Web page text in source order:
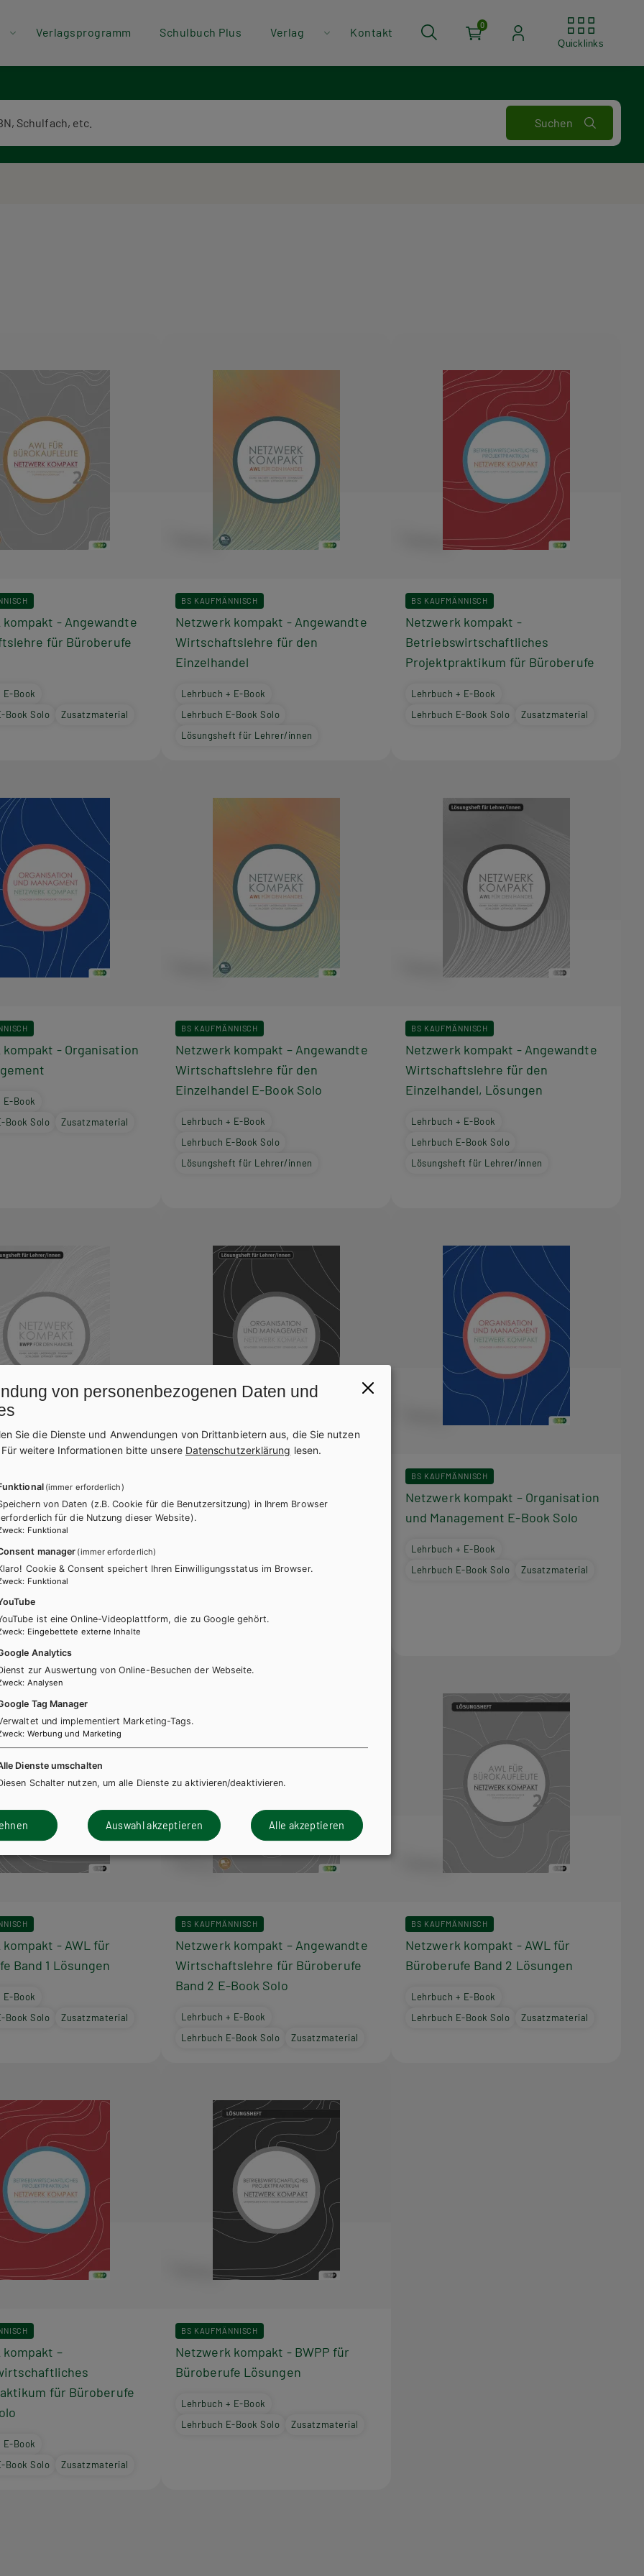
Verlagsprogramm Schulbuch Plus Verlag Kontakt
0
Quicklinks
- Angewandte
für Büroberufe
E-Book
Book Solo
Zusatzmaterial
BS KAUFMÄNNISCH
Netzwerk kompakt - Angewandte
Wirtschaftslehre für den
Einzelhandel
Lehrbuch + E-Book
Lehrbuch E-Book Solo
Lösungsheft für Lehrer/innen
BS KAUFMÄNNISCH
Netzwerk kompakt -
Betriebswirtschaftliches
Projektpraktikum für Büroberufe
Lehrbuch + E-Book
Lehrbuch E-Book Solo
Zusatzmaterial
- Organisation
E-Book
Book Solo
Zusatzmaterial
BS KAUFMÄNNISCH
Netzwerk kompakt – Angewandte
Wirtschaftslehre für den
Einzelhandel E-Book Solo
Lehrbuch + E-Book
Lehrbuch E-Book Solo
Lösungsheft für Lehrer/innen
BS KAUFMÄNNISCH
Netzwerk kompakt - Angewandte
Wirtschaftslehre für den
Einzelhandel, Lösungen
Lehrbuch + E-Book
Lehrbuch E-Book Solo
Lösungsheft für Lehrer/innen
kompakt -
für den
Lösungen
Book
Book Solo
für Lehrer/innen
Netzwerk kompakt - Organisation
und Management / Lösungen
Lehrbuch E-Book Solo
Zusatzmaterial
BS KAUFMÄNNISCH
Netzwerk kompakt – Organisation
und Management E-Book Solo
Lehrbuch + E-Book
Lehrbuch E-Book Solo
Zusatzmaterial
- AWL für
Band 1 Lösungen
E-Book
Book Solo
Zusatzmaterial
BS KAUFMÄNNISCH
Netzwerk kompakt – Angewandte
Wirtschaftslehre für Büroberufe
Band 2 E-Book Solo
Lehrbuch + E-Book
Lehrbuch E-Book Solo
Zusatzmaterial
BS KAUFMÄNNISCH
Netzwerk kompakt - AWL für
Büroberufe Band 2 Lösungen
Lehrbuch + E-Book
Lehrbuch E-Book Solo
Zusatzmaterial
–
für Büroberufe
E-Book
Book Solo
Zusatzmaterial
BS KAUFMÄNNISCH
Netzwerk kompakt - BWPP für
Büroberufe Lösungen
Lehrbuch + E-Book
Lehrbuch E-Book Solo
Zusatzmaterial
von personenbezogenen Daten und
Sie die Dienste und Anwendungen von Drittanbietern aus, die Sie nutzen
Für weitere Informationen bitte unsere Datenschutzerklärung lesen.
(immer erforderlich)
von Daten (z.B. Cookie für die Benutzersitzung) in Ihrem Browser
für die Nutzung dieser Website).
: Funktional
manager (immer erforderlich)
Cookie & Consent speichert Ihren Einwilligungsstatus im Browser.
: Funktional
ist eine Online-Videoplattform, die zu Google gehört.
: Eingebettete externe Inhalte
Analytics
zur Auswertung von Online-Besuchen der Webseite.
: Analysen
Tag Manager
und implementiert Marketing-Tags.
: Werbung und Marketing
Dienste umschalten
Schalter nutzen, um alle Dienste zu aktivieren/deaktivieren.
Auswahl akzeptieren Alle akzeptieren